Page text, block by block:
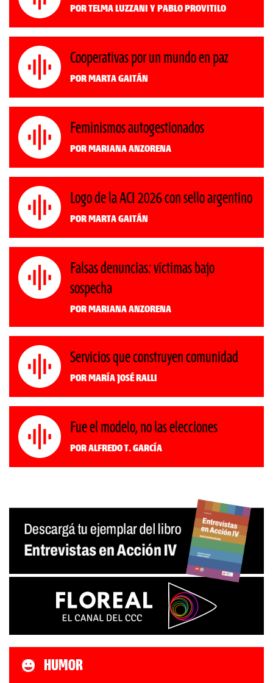
Por Telma Luzzani y Pablo Provitilo
Cooperativas por un mundo en paz
Por Marta Gaitán
Feminismos autogestionados
Por Mariana Anzorena
Logo de la ACI 2026 con sello argentino
Por Marta Gaitán
Falsas denuncias: víctimas bajo
sospecha
Por Mariana Anzorena
Servicios que construyen comunidad
Por María José Ralli
Fue el modelo, no las elecciones
Por Alfredo T. García
HUMOR